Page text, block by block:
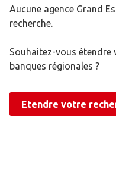
Aucune agence Grand
recherche.
Souhaitez-vous étendre
banques régionales ?
Etendre votre